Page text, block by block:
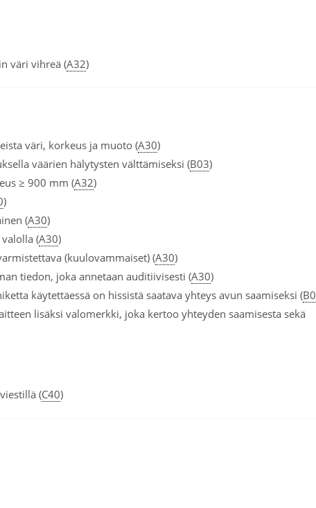
väri vihreä (A32)
väri, korkeus ja muoto (A30)
väärien hälytysten välttämiseksi (B03)
≥ 900 mm (A32)
)
(A30)
(A30)
(kuulovammaiset) (A30)
tiedon, joka annetaan auditiivisesti (A30)
käytettäessä on hissistä saatava yhteys avun saamiseksi (
lisäksi valomerkki, joka kertoo yhteyden saamisesta sekä
(C40)